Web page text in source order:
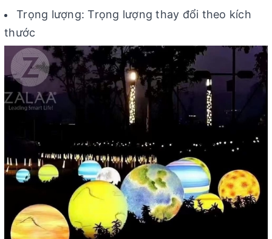
Trọng lượng: Trọng lượng thay đổi theo kích
thước